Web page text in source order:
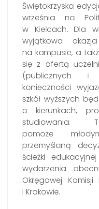
Świętokrzyska
września na
w Kielcach. Dla
wyjątkowa
na kampusie, a
się z ofertą
(publicznych i
konieczności
szkół wyższych
o kierunkach,
studiowania.
pomoże
przemyślaną
ścieżki
wydarzenia
Okręgowej
i Krakowie.